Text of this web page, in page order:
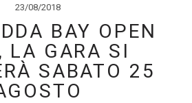
23/08/2018
BAY OPEN
LA GARA SI
SABATO 25